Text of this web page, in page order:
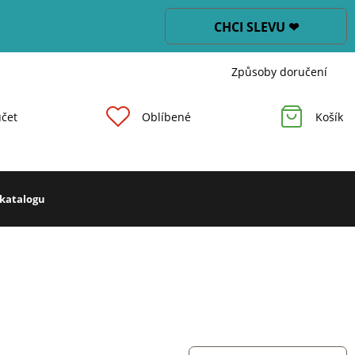
CHCI SLEVU ❤
Způsoby doručení
Oblíbené Košík